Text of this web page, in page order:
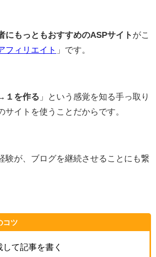
にもっともおすすめのASPサイト がこ
フィリエイト 」です。
１を作る 」という感覚を知る手っ取り
サイトを使うことだからです。
験が、ブログを継続させることにも繋
コツ
して記事を書く